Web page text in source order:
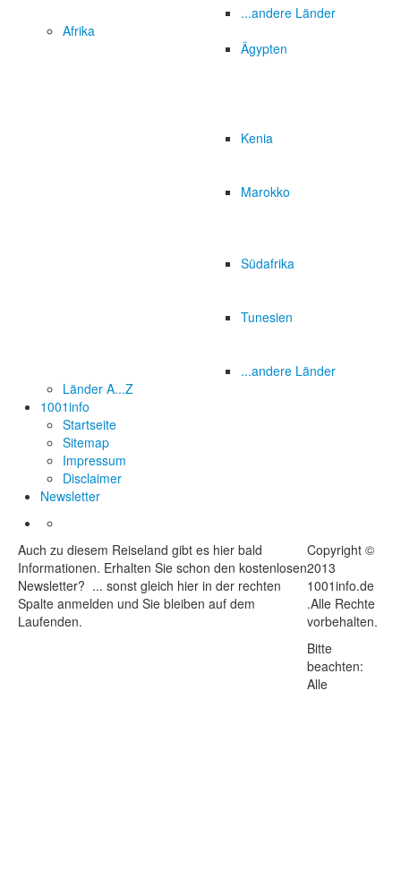
...andere Länder
Afrika
Ägypten
Kenia
Marokko
Südafrika
Tunesien
...andere Länder
Länder A...Z
1001info
Startseite
Sitemap
Impressum
Disclaimer
Newsletter
Auch zu diesem Reiseland gibt es hier bald
Informationen. Erhalten Sie schon den kostenlosen
Newsletter? ... sonst gleich hier in der rechten
Spalte anmelden und Sie bleiben auf dem
Laufenden.
Copyright ©
2013
1001info.de
.Alle Rechte
vorbehalten.
Bitte
beachten:
Alle